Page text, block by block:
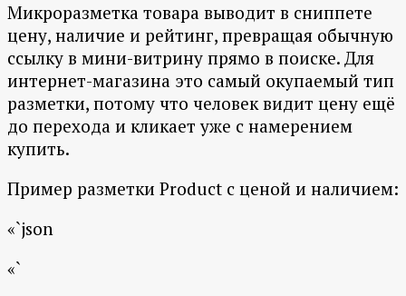
Микроразметка товара выводит в сниппете
цену, наличие и рейтинг, превращая обычную
ссылку в мини-витрину прямо в поиске. Для
интернет-магазина это самый окупаемый тип
разметки, потому что человек видит цену ещё
до перехода и кликает уже с намерением
купить.
Пример разметки Product с ценой и наличием:
«`json
«`